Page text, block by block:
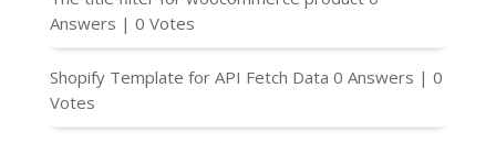
Answers | 0 Votes
Shopify Template for API Fetch Data 0 Answers | 0
Votes